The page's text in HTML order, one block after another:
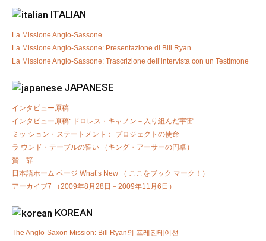
ITALIAN
La Missione Anglo-Sassone
La Missione Anglo-Sassone: Presentazione di Bill Ryan
La Missione Anglo-Sassone: Trascrizione dell’intervista con un Testimone
JAPANESE
インタビュー原稿
インタビュー原稿: ドロレス・キャノン－入り組んだ宇宙
ミッ ション・ステートメント： プロジェクトの使命
ラ ウンド・テーブルの誓い （キング・アーサーの円卓）
賛 辞
日本語ホーム ページ What’s New （ ここをブック マーク！）
アーカイブ7 （2009年8月28日－2009年11月6日）
KOREAN
The Anglo-Saxon Mission: Bill Ryan의 프레진테이션